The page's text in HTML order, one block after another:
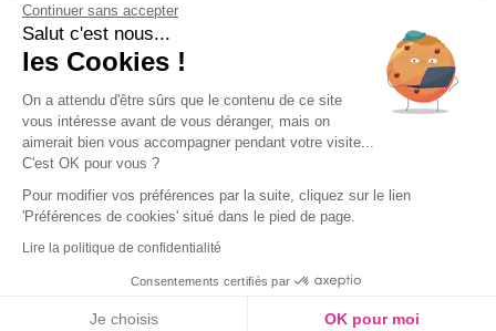
CONTACT
04 42 20 78 42
Du lundi au jeudi de 8h30 à 16h30 & le
vendredi de 8h30 à 15h30
Continuer sans accepter
Salut c'est nous...
les Cookies !
On a attendu d'être sûrs que le contenu de ce site
vous intéresse avant de vous déranger, mais on
aimerait bien vous accompagner pendant votre visite...
C'est OK pour vous ?
Pour modifier vos préférences par la suite, cliquez sur le lien
'Préférences de cookies' situé dans le pied de page.
Lire la politique de confidentialité
Consentements certifiés par
Je choisis OK pour moi